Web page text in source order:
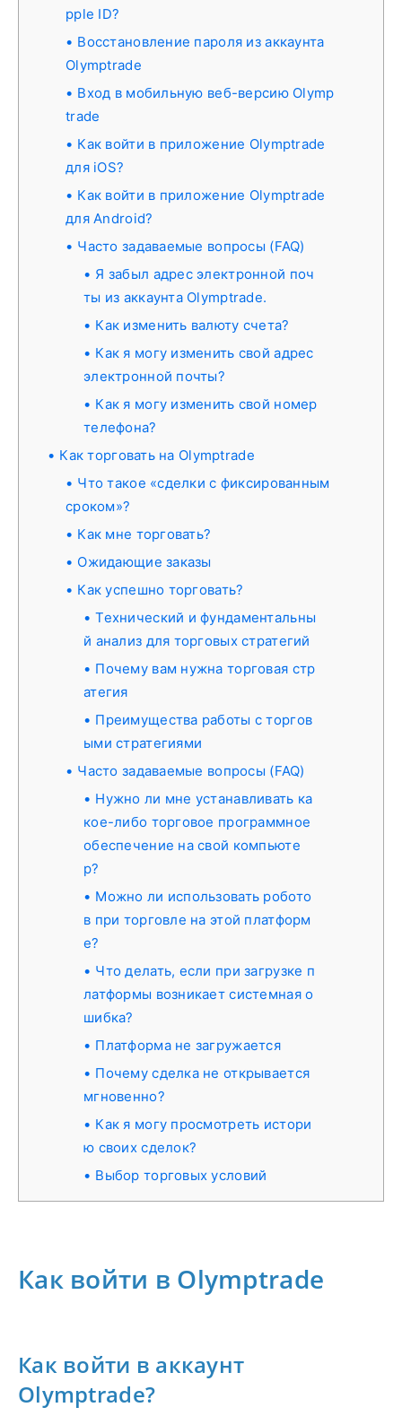
pple ID?
Восстановление пароля из аккаунта
Olymptrade
Вход в мобильную веб-версию Olymp
trade
Как войти в приложение Olymptrade
для iOS?
Как войти в приложение Olymptrade
для Android?
Часто задаваемые вопросы (FAQ)
Я забыл адрес электронной поч
ты из аккаунта Olymptrade.
Как изменить валюту счета?
Как я могу изменить свой адрес
электронной почты?
Как я могу изменить свой номер
телефона?
Как торговать на Olymptrade
Что такое «сделки с фиксированным
сроком»?
Как мне торговать?
Ожидающие заказы
Как успешно торговать?
Технический и фундаментальны
й анализ для торговых стратегий
Почему вам нужна торговая стр
атегия
Преимущества работы с торгов
ыми стратегиями
Часто задаваемые вопросы (FAQ)
Нужно ли мне устанавливать ка
кое-либо торговое программное
обеспечение на свой компьюте
р?
Можно ли использовать робото
в при торговле на этой платформ
е?
Что делать, если при загрузке п
латформы возникает системная о
шибка?
Платформа не загружается
Почему сделка не открывается
мгновенно?
Как я могу просмотреть истори
ю своих сделок?
Выбор торговых условий
Как войти в Olymptrade
Как войти в аккаунт
Olymptrade?